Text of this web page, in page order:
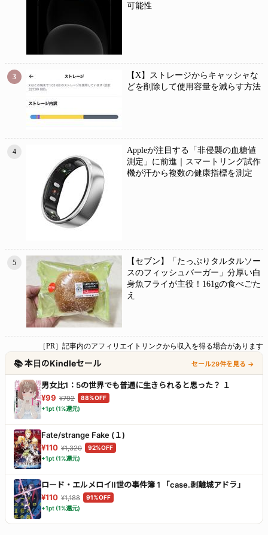
可能性
3
【X】ストレージからキャッシャな
どを削除して使用容量を減らす方法
4
Appleが注目する「非侵襲の血糖値
測定」に前進｜スマートリング試作
機が汗から複数の健康指標を測定
5
【セブン】「たっぷりタルタルソー
スのフィッシュバーガー」分厚い白
身魚フライが主役！161gの食べごた
え
［PR］記事内のアフィリエイトリンクから収入を得る場合があります
📚 本日のKindleセール セール29件を見る →
男女比1：5の世界でも普通に生きられると思った？ １
¥99 ¥792
88%OFF
+1pt (1%還元)
Fate/strange Fake (１)
¥110 ¥1,320
92%OFF
+1pt (1%還元)
ロード・エルメロイII世の事件簿 1 「case.剥離城アドラ」
¥110 ¥1,188
91%OFF
+1pt (1%還元)